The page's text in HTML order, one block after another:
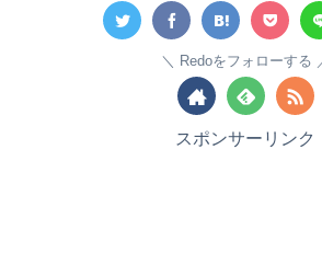
Redoをフォローする
スポンサーリンク